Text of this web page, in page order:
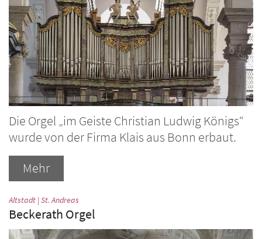
Die Orgel „im Geiste Christian Ludwig Königs“
wurde von der Firma Klais aus Bonn erbaut.
Mehr
Altstadt | St. Andreas
Beckerath Orgel